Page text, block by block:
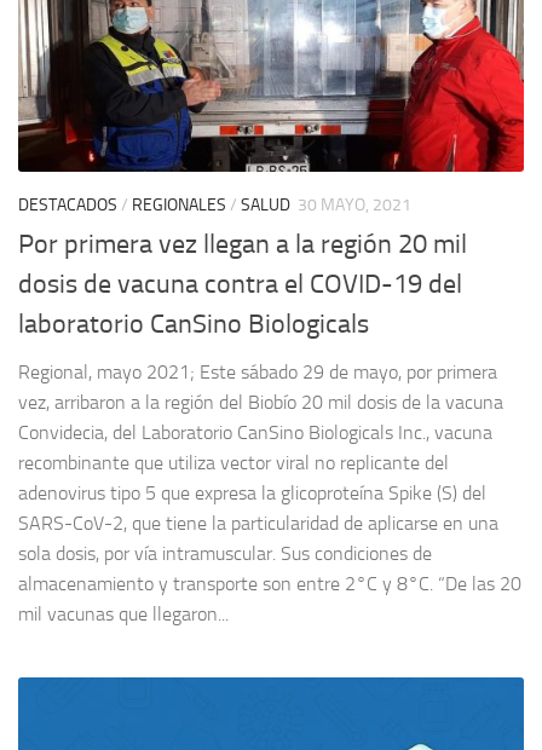
DESTACADOS / REGIONALES / SALUD 30 MAYO, 2021
Por primera vez llegan a la región 20 mil
dosis de vacuna contra el COVID-19 del
laboratorio CanSino Biologicals
Regional, mayo 2021; Este sábado 29 de mayo, por primera
vez, arribaron a la región del Biobío 20 mil dosis de la vacuna
Convidecia, del Laboratorio CanSino Biologicals Inc., vacuna
recombinante que utiliza vector viral no replicante del
adenovirus tipo 5 que expresa la glicoproteína Spike (S) del
SARS-CoV-2, que tiene la particularidad de aplicarse en una
sola dosis, por vía intramuscular. Sus condiciones de
almacenamiento y transporte son entre 2°C y 8°C. “De las 20
mil vacunas que llegaron...